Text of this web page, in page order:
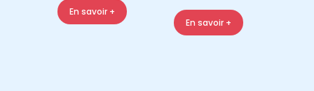
En savoir +
En savoir +